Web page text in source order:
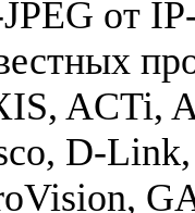
от
ACTi,
D-